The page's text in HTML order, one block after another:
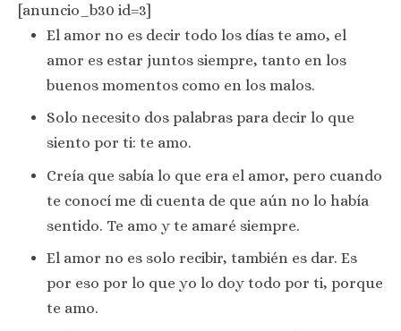
[anuncio_b30 id=3]
El amor no es decir todo los días te amo, el
amor es estar juntos siempre, tanto en los
buenos momentos como en los malos.
Solo necesito dos palabras para decir lo que
siento por ti: te amo.
Creía que sabía lo que era el amor, pero cuando
te conocí me di cuenta de que aún no lo había
sentido. Te amo y te amaré siempre.
El amor no es solo recibir, también es dar. Es
por eso por lo que yo lo doy todo por ti, porque
te amo.